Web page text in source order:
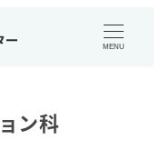
MENU
ン科